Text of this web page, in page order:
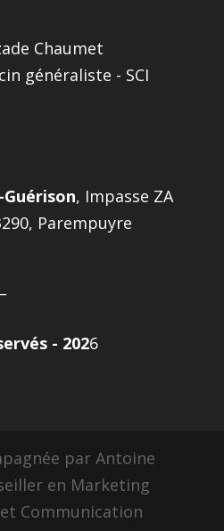
Chaumet
généraliste - SCI
, Impasse ZA
Parempuyre
- 2026
par Antoine
en Marketing
Communication